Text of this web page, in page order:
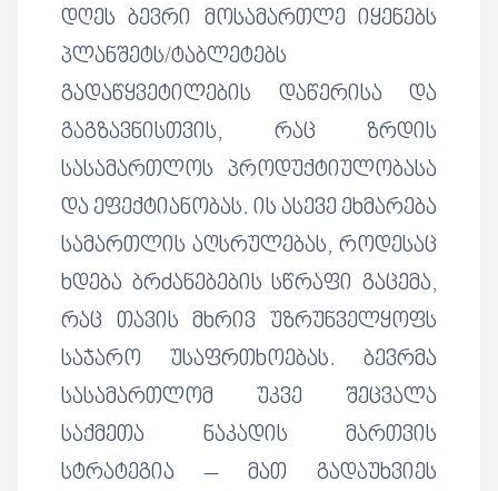
დღეს ბევრი მოსამართლე იყენებს
პლანშეტს/ტაბლეტებს
გადაწყვეტილების დაწერისა და
გაგზავნისთვის, რაც ზრდის
სასამართლოს პროდუქტიულობასა
და ეფექტიანობას. ის ასევე ეხმარება
სამართლის აღსრულებას, როდესაც
ხდება ბრძანებების სწრაფი გაცემა,
რაც თავის მხრივ უზრუნველყოფს
საჯარო უსაფრთხოებას. ბევრმა
სასამართლომ უკვე შეცვალა
საქმეთა ნაკადის მართვის
სტრატეგია – მათ გადაუხვიეს